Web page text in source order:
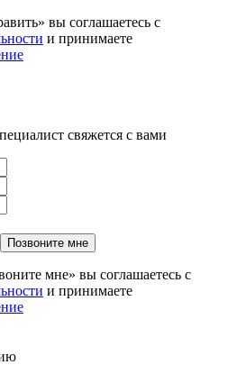
вы соглашаетесь с
и принимаете
свяжется с вами
мне» вы соглашаетесь с
и принимаете